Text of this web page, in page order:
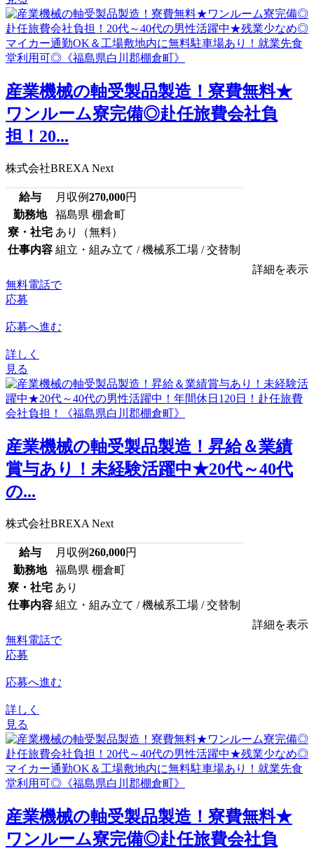
産業機械の軸受製品製造！寮費無料★
ワンルーム寮完備◎赴任旅費会社負
担！20...
株式会社BREXA Next
給与 月収例270,000円
勤務地
福島県 棚倉町
寮・社宅 あり（無料）
仕事内容 組立・組み立て / 機械系工場 / 交替制
詳細を表示
無料電話で
応募
応募へ進む
詳しく
見る
産業機械の軸受製品製造！昇給＆業績
賞与あり！未経験活躍中★20代～40代
の...
株式会社BREXA Next
給与 月収例260,000円
勤務地
福島県 棚倉町
寮・社宅 あり
仕事内容 組立・組み立て / 機械系工場 / 交替制
詳細を表示
無料電話で
応募
応募へ進む
詳しく
見る
産業機械の軸受製品製造！寮費無料★
ワンルーム寮完備◎赴任旅費会社負